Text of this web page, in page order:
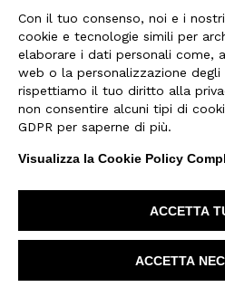
Con il tuo consenso, noi e i
cookie e tecnologie simili per
elaborare i dati personali come,
web o la personalizzazione degli
rispettiamo il tuo diritto alla
non consentire alcuni tipi di
GDPR per saperne di più.
Visualizza la Cookie Policy
ACCETTA
ACCETTA